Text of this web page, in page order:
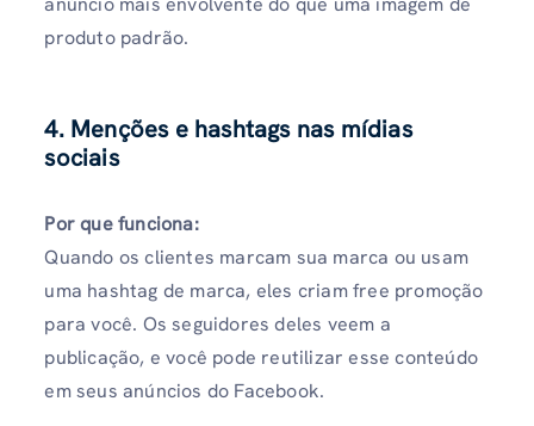
produto padrão.
4. Menções e hashtags nas mídias
sociais
Por que funciona:
Quando os clientes marcam sua marca ou usam
uma hashtag de marca, eles criam free promoção
para você. Os seguidores deles veem a
publicação, e você pode reutilizar esse conteúdo
em seus anúncios do Facebook.